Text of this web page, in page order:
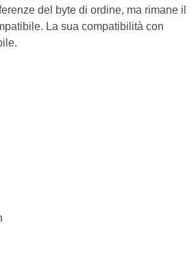
del byte di ordine, ma rimane il
La sua compatibilità con